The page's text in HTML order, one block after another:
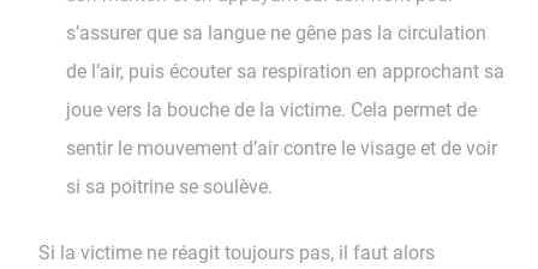
s’assurer que sa langue ne gêne pas la circulation
de l’air, puis écouter sa respiration en approchant sa
joue vers la bouche de la victime. Cela permet de
sentir le mouvement d’air contre le visage et de voir
si sa poitrine se soulève.
Si la victime ne réagit toujours pas, il faut alors